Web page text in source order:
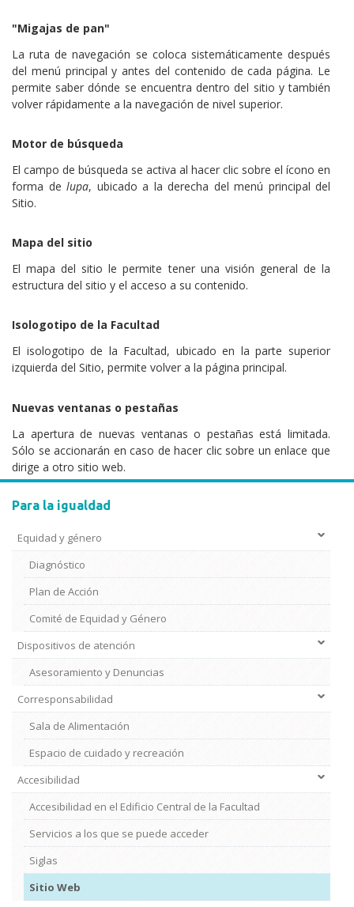
Para la igualdad
Equidad y género
Diagnóstico
Plan de Acción
Comité de Equidad y Género
Dispositivos de atención
Asesoramiento y Denuncias
Corresponsabilidad
Sala de Alimentación
Espacio de cuidado y recreación
Accesibilidad
Accesibilidad en el Edificio Central de la Facultad
Servicios a los que se puede acceder
Siglas
Sitio Web
"Migajas de pan"
La ruta de navegación se coloca sistemáticamente después
del menú principal y antes del contenido de cada página. Le
permite saber dónde se encuentra dentro del sitio y también
volver rápidamente a la navegación de nivel superior.
Motor de búsqueda
El campo de búsqueda se activa al hacer clic sobre el ícono en
forma de lupa, ubicado a la derecha del menú principal del
Sitio.
Mapa del sitio
El mapa del sitio le permite tener una visión general de la
estructura del sitio y el acceso a su contenido.
Isologotipo de la Facultad
El isologotipo de la Facultad, ubicado en la parte superior
izquierda del Sitio, permite volver a la página principal.
Nuevas ventanas o pestañas
La apertura de nuevas ventanas o pestañas está limitada.
Sólo se accionarán en caso de hacer clic sobre un enlace que
dirige a otro sitio web.